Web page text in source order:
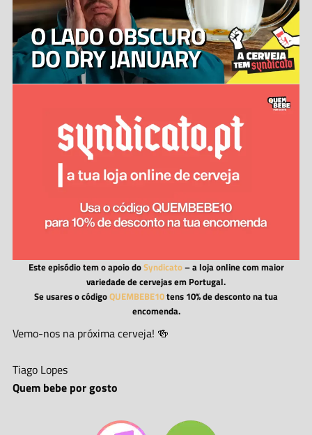
Este episódio tem o apoio doSyndicato– a loja online com maior
variedade de cervejas em Portugal.
Se usares o códigoQUEMBEBE10tens 10% de desconto na tua
encomenda.
Vemo-nos na próxima cerveja! 🍻
Tiago Lopes
Quem bebe por gosto